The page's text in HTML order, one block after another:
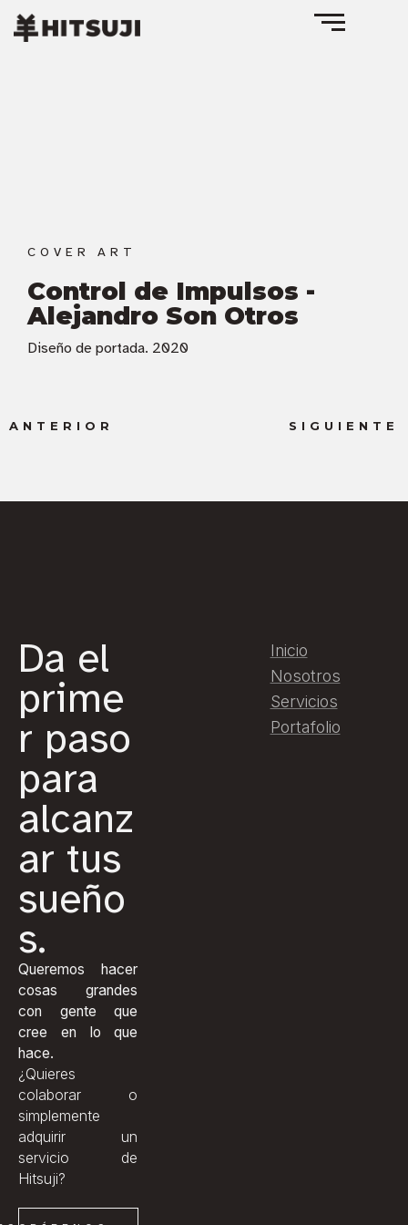
COVER ART
Control de Impulsos -
Alejandro Son Otros
Diseño de portada. 2020
ANTERIOR SIGUIENTE
Da el
prime
r paso
para
alcanz
ar tus
sueño
s.
Queremos hacer
cosas grandes
con gente que
cree en lo que
hace.
¿Quieres
colaborar o
simplemente
adquirir un
servicio de
Hitsuji?
Inicio
Nosotros
Servicios
Portafolio